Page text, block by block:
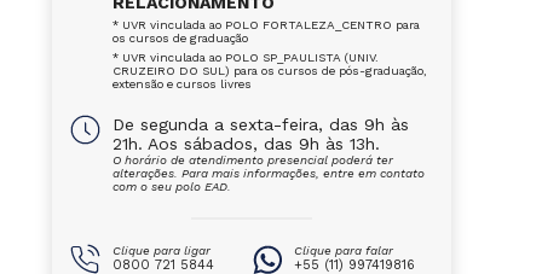
* UVR vinculada ao POLO FORTALEZA_CENTRO para
os cursos de graduação
* UVR vinculada ao POLO SP_PAULISTA (UNIV.
CRUZEIRO DO SUL) para os cursos de pós-graduação,
extensão e cursos livres
De segunda a sexta-feira, das 9h às
21h. Aos sábados, das 9h às 13h.
O horário de atendimento presencial poderá ter
alterações. Para mais informações, entre em contato
com o seu polo EAD.
Clique para ligar
0800 721 5844
Clique para falar
+55 (11) 997419816